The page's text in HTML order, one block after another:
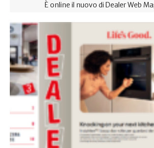
È online il nuovo di Dealer Web